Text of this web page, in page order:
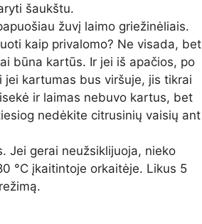
šaukštu.
žuvį laimo griežinėliais.
kaip privalomo? Ne visada, bet
būna kartūs. Ir jei iš apačios, po
kartumas bus viršuje, jis tikrai
ir laimas nebuvo kartus, bet
nedėkite citrusinių vaisių ant
Jei gerai neužsiklijuoja, nieko
°C įkaitintoje orkaitėje. Likus 5